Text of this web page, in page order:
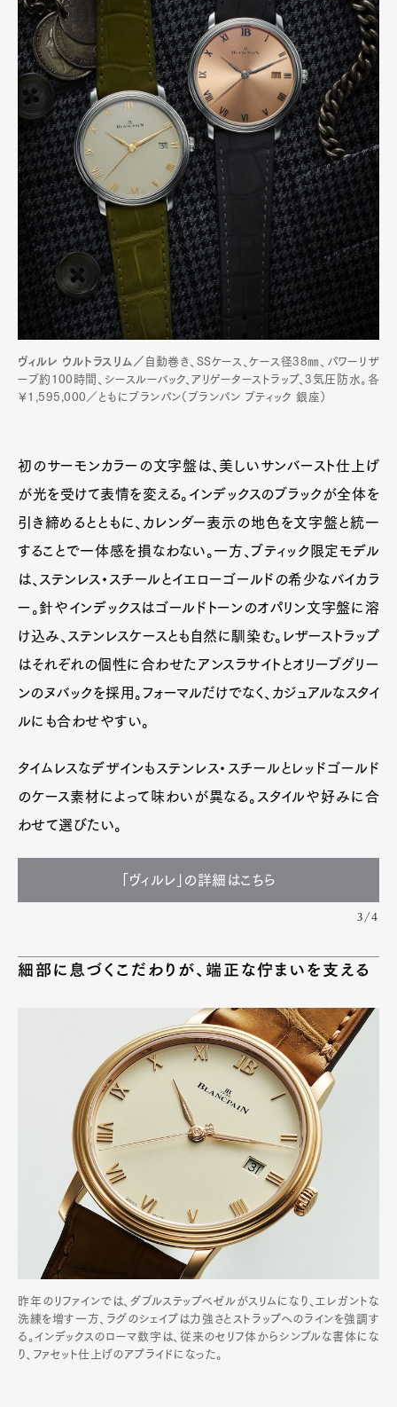
ヴィルレ ウルトラスリム／ 自動巻き、SSケース、ケース径38㎜、パワーリザ
ーブ約100時間、シースルーバック、アリゲーターストラップ、3気圧防水。各
￥1,595,000／ともにブランパン（ブランパン ブティック 銀座）
初のサーモンカラーの文字盤は、美しいサンバースト仕上げ
が光を受けて表情を変える。インデックスのブラックが全体を
引き締めるとともに、カレンダー表示の地色を文字盤と統一
することで一体感を損なわない。一方、ブティック限定モデル
は、ステンレス・スチールとイエローゴールドの希少なバイカラ
ー。針やインデックスはゴールドトーンのオパリン文字盤に溶
け込み、ステンレスケースとも自然に馴染む。レザーストラップ
はそれぞれの個性に合わせたアンスラサイトとオリーブグリー
ンのヌバックを採用。フォーマルだけでなく、カジュアルなスタイ
ルにも合わせやすい。
タイムレスなデザインもステンレス・スチールとレッドゴールド
のケース素材によって味わいが異なる。スタイルや好みに合
わせて選びたい。
「ヴィルレ」の詳細はこちら
3/4
細部に息づくこだわりが、端正な佇まいを支える
昨年のリファインでは、ダブルステップベゼルがスリムになり、エレガントな
洗練を増す一方、ラグのシェイプは力強さとストラップへのラインを強調す
る。インデックスのローマ数字は、従来のセリフ体からシンプルな書体にな
り、ファセット仕上げのアプライドになった。